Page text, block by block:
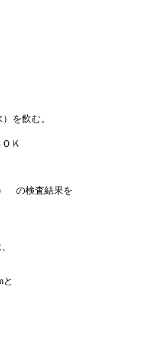
を飲む。
Ｋ
の検査結果を
と